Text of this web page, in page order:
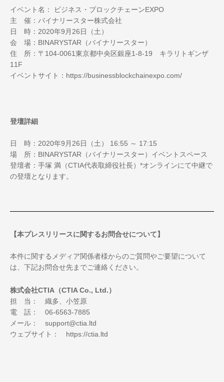
イベント名： ビジネス・ブロックチェーンEXPO
主 催：バイナリースター株式会社
日 時：2020年9月26日（土）
会 場：BINARYSTAR（バイナリースター）
住 所：〒104-0061東京都中央区銀座1-8-19 キラリトギンザ
11F
イベントサイト：https://businessblockchainexpo.com/
登壇詳細
日 時：2020年9月26日（土） 16:55 ～ 17:15
場 所：BINARYSTAR（バイナリースター）イベントスペース
登壇者：手塚 満（CTIA代表取締役社長）*オンラインにて中継で
の登壇となります。
【本プレスリリースに関するお問合せについて】
本件に関するメディア関係者様からのご質問やご要望について
は、下記お問合せ先までご連絡ください。
株式会社CTIA（CTIA Co., Ltd.）
担 当： 織多、小笠原
電 話： 06-6563-7885
メール： support@ctia.ltd
ウェブサイト： https://ctia.ltd